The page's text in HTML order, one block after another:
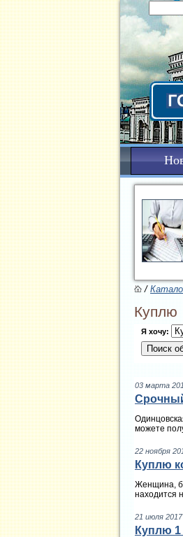
/
Куплю
Я хочу:
03 марта
можете
22 ноября
Куплю
Женщина,
находится
21 июля 2017
Куплю 1